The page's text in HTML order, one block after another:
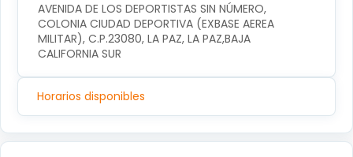
AVENIDA DE LOS DEPORTISTAS SIN NÚMERO,
COLONIA CIUDAD DEPORTIVA (EXBASE AEREA
MILITAR), C.P.23080, LA PAZ, LA PAZ,BAJA
CALIFORNIA SUR
Horarios disponibles